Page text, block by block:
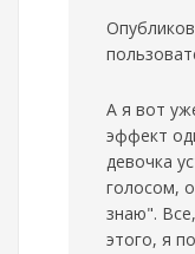
А я вот
эффект
девочка
голосом,
знаю".
этого, я